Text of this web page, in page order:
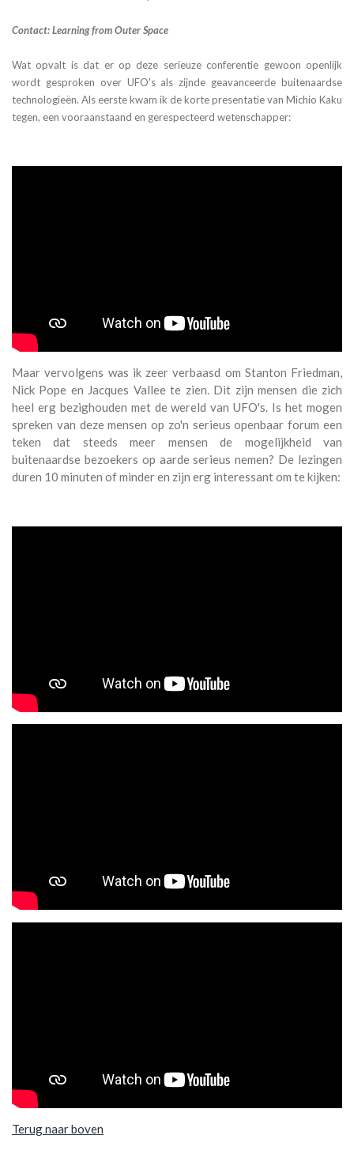
Contact: Learning from Outer Space
Wat opvalt is dat er op deze serieuze conferentie gewoon openlijk
wordt gesproken over UFO's als zijnde geavanceerde buitenaardse
technologieën. Als eerste kwam ik de korte presentatie van Michio Kaku
tegen, een vooraanstaand en gerespecteerd wetenschapper:
Maar vervolgens was ik zeer verbaasd om Stanton Friedman,
Nick Pope en Jacques Vallee te zien. Dit zijn mensen die zich
heel erg bezighouden met de wereld van UFO's. Is het mogen
spreken van deze mensen op zo'n serieus openbaar forum een
teken dat steeds meer mensen de mogelijkheid van
buitenaardse bezoekers op aarde serieus nemen? De lezingen
duren 10 minuten of minder en zijn erg interessant om te kijken:
Terug naar boven